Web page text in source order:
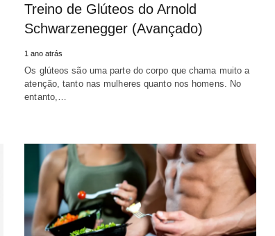
Treino de Glúteos do Arnold
Schwarzenegger (Avançado)
1 ano atrás
Os glúteos são uma parte do corpo que chama muito a
atenção, tanto nas mulheres quanto nos homens. No
entanto,…